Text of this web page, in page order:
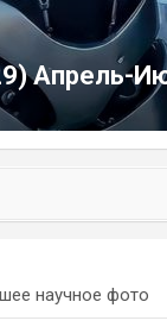
Апрель-
научное фото